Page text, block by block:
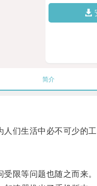
简介
们生活中必不可少的工
限等问题也随之而来。